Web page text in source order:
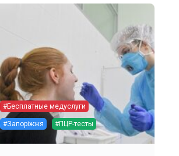
#Бесплатные медуслуги
#Запоріжжя #ПЦР-тесты